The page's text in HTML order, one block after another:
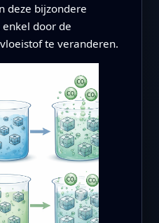
deze bijzondere
door de
te veranderen.